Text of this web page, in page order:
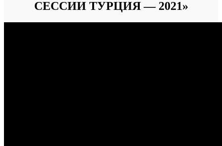
СЕССИИ ТУРЦИЯ — 2021»